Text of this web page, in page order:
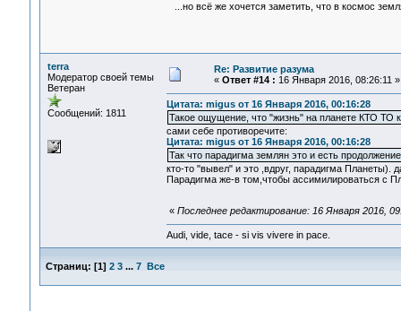
...но всё же хочется заметить, что в космос
terra
Модератор своей темы
Ветеран
Сообщений: 1811
Re: Развитие разума
« Ответ #14 : 16 Января 2016, 08:26:11 »
Цитата: migus от 16 Января 2016, 00:16:28
Такое ощущение, что "жизнь" на планете КТО ТО
сами себе противоречите:
Цитата: migus от 16 Января 2016, 00:16:28
Так что парадигма землян это и есть
кто-то "вывел" и это ,вдруг, парадигма
Парадигма же-в том,чтобы ассимилироваться с
« Последнее редактирование: 16 Января 2016,
Audi, vide, tace - si vis vivere in pace.
Страниц: [1] 2 3 ... 7 Все